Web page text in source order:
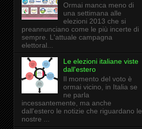
Ormai manca meno di
una settimana alle
elezioni 2013 che si
preannunciano come le più incerte di
sempre. L'attuale campagna
elettoral...
Le elezioni italiane viste
dall'estero
Il momento del voto è
ormai vicino, in Italia se
ne parla
incessantemente, ma anche
dall'estero le notizie che riguardano le
nostre ...